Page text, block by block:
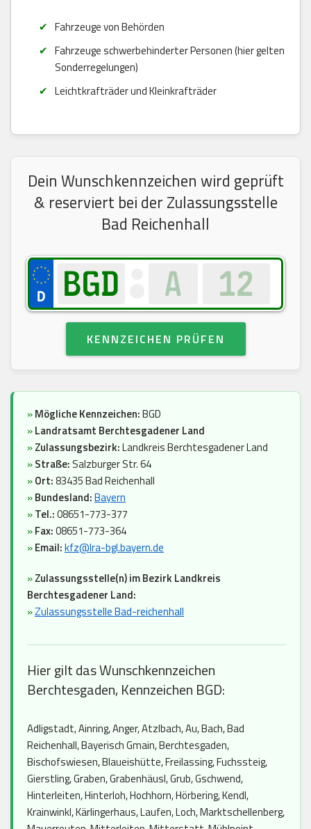
Fahrzeuge von Behörden
Fahrzeuge schwerbehinderter Personen (hier gelten
Sonderregelungen)
Leichtkrafträder und Kleinkrafträder
Dein Wunschkennzeichen wird geprüft
& reserviert bei der Zulassungsstelle
Bad Reichenhall
KENNZEICHEN PRÜFEN
»Mögliche Kennzeichen:BGD
»Landratsamt Berchtesgadener Land
»Zulassungsbezirk:Landkreis Berchtesgadener Land
»Straße: Salzburger Str. 64
»Ort:83435 Bad Reichenhall
»Bundesland:Bayern
»Tel.:08651-773-377
»Fax:08651-773-364
»Email:kfz@lra-bgl.bayern.de
»Zulassungsstelle(n) im Bezirk Landkreis
Berchtesgadener Land:
»Zulassungsstelle Bad-reichenhall
Hier gilt das Wunschkennzeichen
Berchtesgaden, Kennzeichen BGD:
Adligstadt, Ainring, Anger, Atzlbach, Au, Bach, Bad
Reichenhall, Bayerisch Gmain, Berchtesgaden,
Bischofswiesen, Blaueishütte, Freilassing, Fuchssteig,
Gierstling, Graben, Grabenhäusl, Grub, Gschwend,
Hinterleiten, Hinterloh, Hochhorn, Hörbering, Kendl,
Krainwinkl, Kärlingerhaus, Laufen, Loch, Marktschellenberg,